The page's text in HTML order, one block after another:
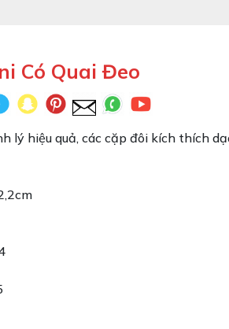
Có Quai Đeo
lý hiệu quả, các cặp đôi kích thích